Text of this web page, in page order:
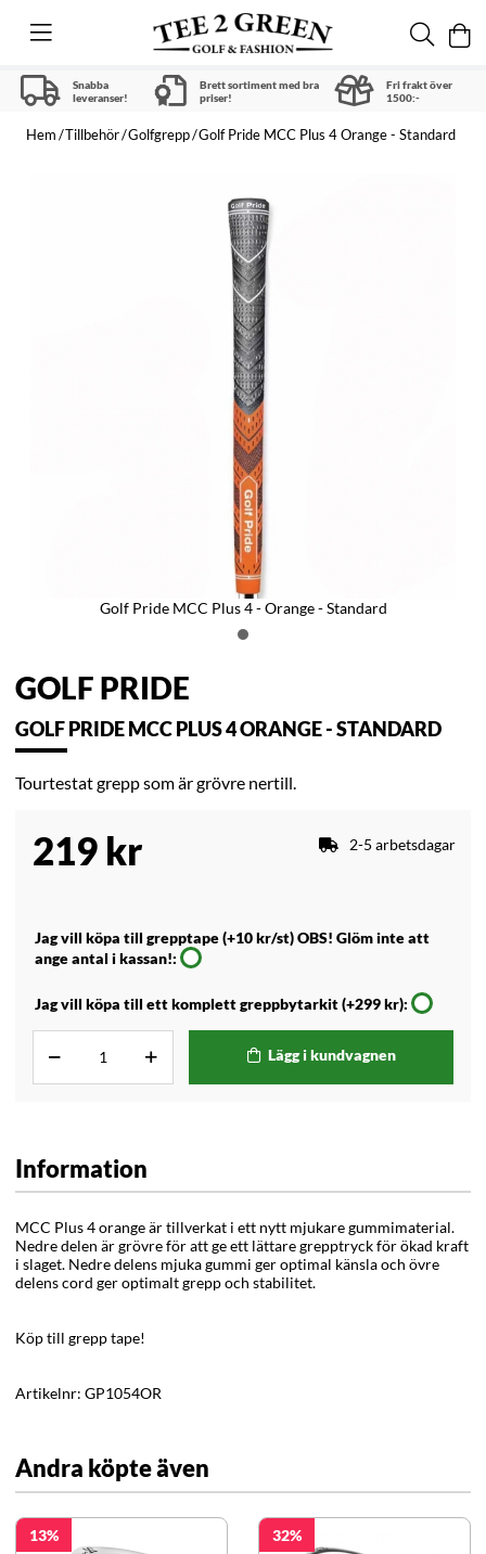
Snabba
leveranser!
Brett sortiment med bra
priser!
Fri frakt över
1500:-
Hem Tillbehör Golfgrepp Golf Pride MCC Plus 4 Orange - Standard
Golf Pride MCC Plus 4 - Orange - Standard
GOLF PRIDE
GOLF PRIDE MCC PLUS 4 ORANGE - STANDARD
Tourtestat grepp som är grövre nertill.
219 kr 2-5 arbetsdagar
Jag vill köpa till grepptape (+10 kr/st) OBS! Glöm inte att
ange antal i kassan!:
Jag vill köpa till ett komplett greppbytarkit (+299 kr):
Lägg i kundvagnen
Information
MCC Plus 4 orange är tillverkat i ett nytt mjukare gummimaterial.
Nedre delen är grövre för att ge ett lättare grepptryck för ökad kraft
i slaget. Nedre delens mjuka gummi ger optimal känsla och övre
delens cord ger optimalt grepp och stabilitet.
Köp till grepp tape!
Artikelnr: GP1054OR
Andra köpte även
13 32